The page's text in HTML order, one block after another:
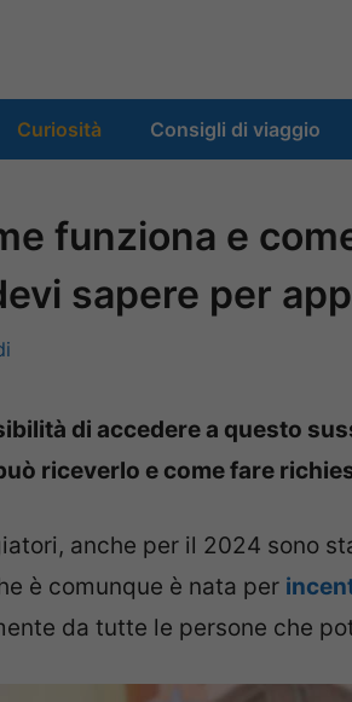
Curiosità Consigli di viaggio
funziona e
sapere per
di accedere a questo
riceverlo e come fare
anche per il 2024 sono
è comunque è nata per
da tutte le persone che